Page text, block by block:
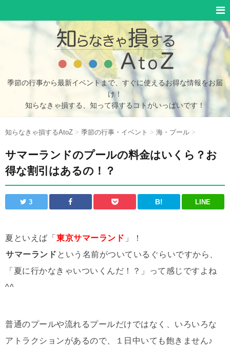
季節の行事から最新イベントまで、すぐに使えるお得な情報をお届
け！
知らなきゃ損する、知って得するコトがいっぱいです！
知らなきゃ損するAtoZ > 季節の行事・イベント > 海・プール >
サマーランドのプールの料金はいくら？お
得な割引はあるの！？
3 B! LINE
夏といえば「 東京サマーランド 」！
サマーランド という名前がついているぐらいですから、
「夏に行かなきゃいついくんだ！？」って感じですよね
^^
普通のプールや流れるプールだけではなく、いろいろな
アトラクションがあるので、１日中いても飽きません♪